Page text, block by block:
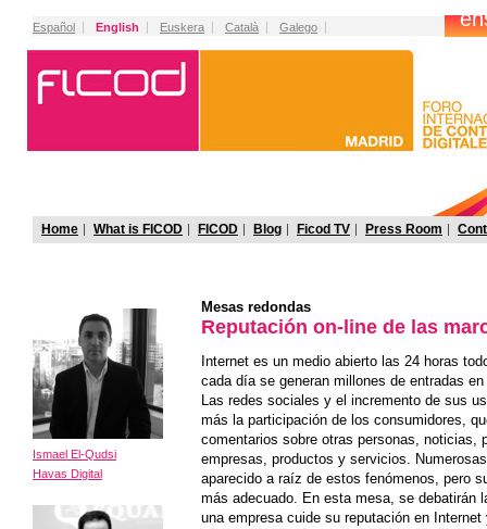
Español English Euskera Català Galego
Ismael El-Qudsi
Havas Digital
Mesas redondas
Reputación on-line de las
Internet es un medio abierto las 24 horas
cada día se generan millones de entradas
Las redes sociales y el incremento de sus
más la participación de los consumidores,
comentarios sobre otras personas, noticias,
empresas, productos y servicios.
aparecido a raíz de estos fenómenos, pero
más adecuado. En esta mesa, se debatirán
una empresa cuide su reputación en
Home What is FICOD FICOD Blog Ficod TV Press Room